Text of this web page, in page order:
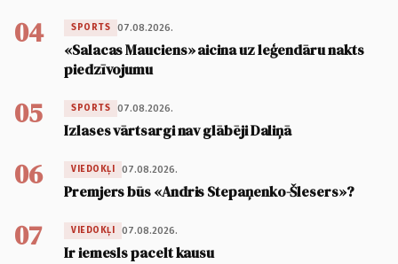
04 SPORTS 07.08.2026.
«Salacas Mauciens» aicina uz leģendāru nakts
piedzīvojumu
05 SPORTS 07.08.2026.
Izlases vārtsargi nav glābēji Daliņā
06 VIEDOKĻI 07.08.2026.
Premjers būs «Andris Stepaņenko-Šlesers»?
07 VIEDOKĻI 07.08.2026.
Ir iemesls pacelt kausu